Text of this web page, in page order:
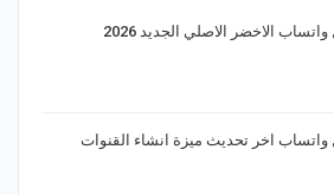
الاخضر الاصلي الجديد 2026
واتساب اخر تحديث ميزة انشاء القنوات